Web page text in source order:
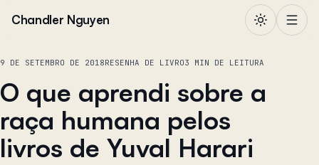
Chandler Nguyen
9 DE SETEMBRO DE 2018RESENHA DE LIVRO3 MIN DE LEITURA
O que aprendi sobre a
raça humana pelos
livros de Yuval Harari